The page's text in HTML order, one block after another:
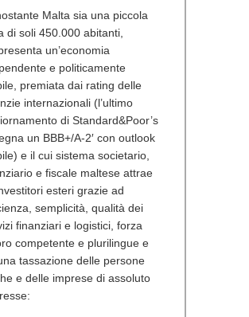
Malta sia una piccola
di soli 450.000 abitanti,
un’economia
e politicamente
premiata dai rating delle
internazionali (l’ultimo
di Standard&Poor’s
un BBB+/A-2′ con outlook
e il cui sistema societario,
e fiscale maltese attrae
esteri grazie ad
semplicità, qualità dei
finanziari e logistici, forza
competente e plurilingue e
tassazione delle persone
e delle imprese di assoluto